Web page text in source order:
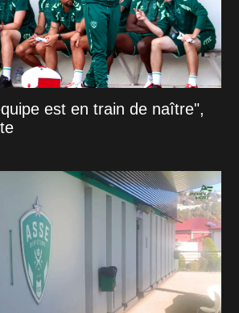
est en train de naître",